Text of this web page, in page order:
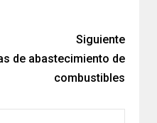
Siguiente
de abastecimiento de
combustibles